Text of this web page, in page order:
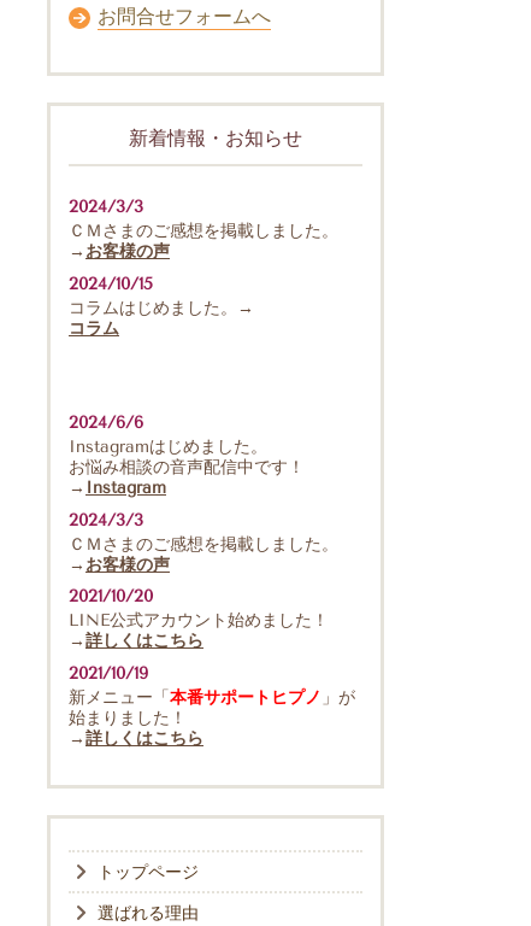
お問合せフォームへ
新着情報・お知らせ
2024/3/3
ＣＭさまのご感想を掲載しました。
→ お客様の声
2024/10/15
コラムはじめました。→
コラム
2024/6/6
Instagramはじめました。
お悩み相談の音声配信中です！
→ Instagram
2024/3/3
ＣＭさまのご感想を掲載しました。
→ お客様の声
2021/10/20
LINE公式アカウント始めました！
→詳しくはこちら
2021/10/19
新メニュー「本番サポートヒプノ 」が
始まりました！
→詳しくはこちら
トップページ
選ばれる理由